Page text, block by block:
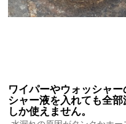
ワイパーやウォッシャ
シャー液を入れても全
しか使えません。